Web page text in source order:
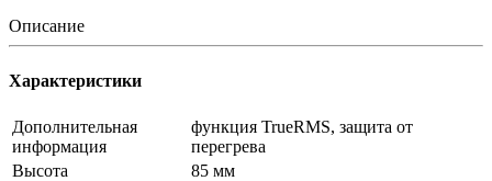
Описание
Характеристики
Дополнительная
информация
функция TrueRMS, защита от
перегрева
Высота
85 мм